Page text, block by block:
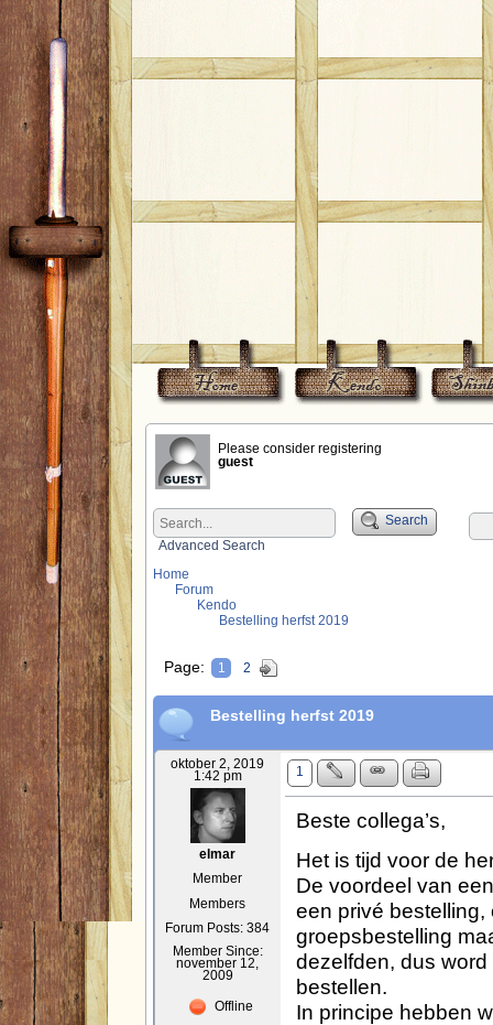
Please consider registering
guest
Search
Advanced Search
Home
Forum
Kendo
Bestelling herfst 2019
Page: 1 2
Bestelling herfst 2019
oktober 2, 2019
1:42 pm
elmar
Member
Members
Forum Posts: 384
Member Since:
november 12,
2009
Offline
1
Beste collega’s,
Het is tijd voor de
De voordeel van
een privé bestelling,
groepsbestelling
dezelfden, dus
bestellen.
In principe hebben